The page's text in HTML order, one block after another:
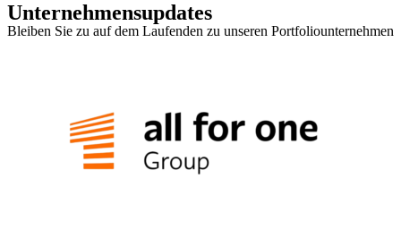
Unternehmensupdates
Bleiben Sie zu auf dem Laufenden zu unseren Portfoliounternehmen​